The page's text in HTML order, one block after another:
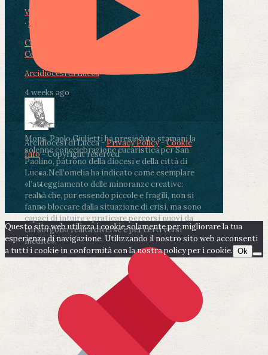
View on Facebook
· Share
Condividi su Facebook
Condividi su LinkedIn
Arcidiocesi di Lucca
4 weeks ago
Mons. Paolo Giulietti ha presieduto stamani la
solenne concelebrazione eucaristica per San
Paolino, patrono della diocesi e della città di
Lucca.Nell’omelia ha indicato come esemplare
«l’atteggiamento delle minoranze creative:
realtà che, pur essendo piccole e fragili, non si
fanno bloccare dalla situazione di crisi, ma sono
capaci di intuire e praticare percorsi nuovi da
cui sorgono realtà diverse e per certi versi
inedite».
Arcidiocesi di Lucca -Privacy Policy-Cookie
Info- Copyright reserved
Questo sito web utilizza i cookie solamente per migliorare la tua
esperienza di navigazione. Utilizzando il nostro sito web acconsenti
a tutti i cookie in conformità con la nostra policy per i cookie. Ok